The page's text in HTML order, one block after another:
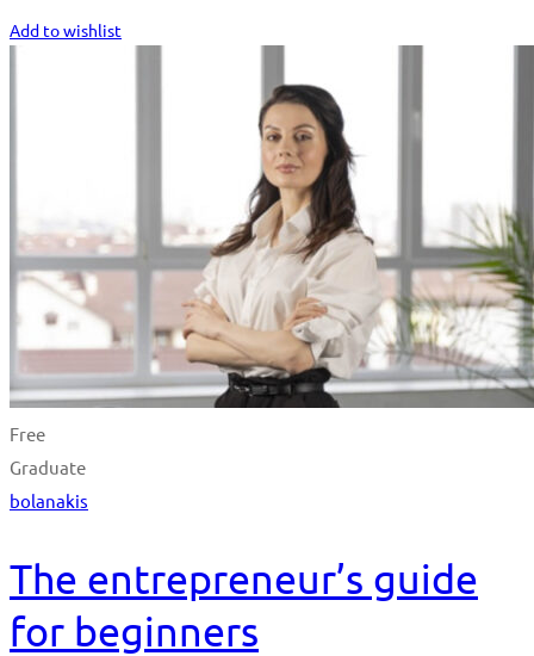
Add to wishlist
Free
Graduate
bolanakis
The entrepreneur’s guide
for beginners